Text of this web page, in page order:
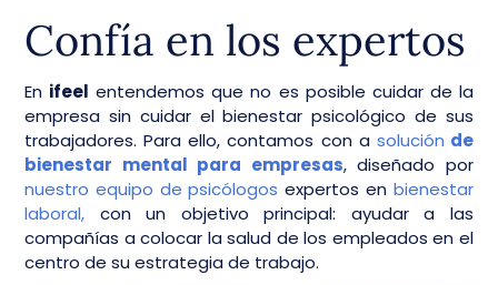
Confía en los expertos
​​​​En ifeel entendemos que no es posible cuidar de la
empresa sin cuidar el bienestar psicológico de sus
trabajadores. Para ello, contamos con a solución de
bienestar mental para empresas, diseñado por
nuestro equipo de psicólogos expertos en bienestar
laboral, con un objetivo principal: ayudar a las
compañías a colocar la salud de los empleados en el
centro de su estrategia de trabajo.